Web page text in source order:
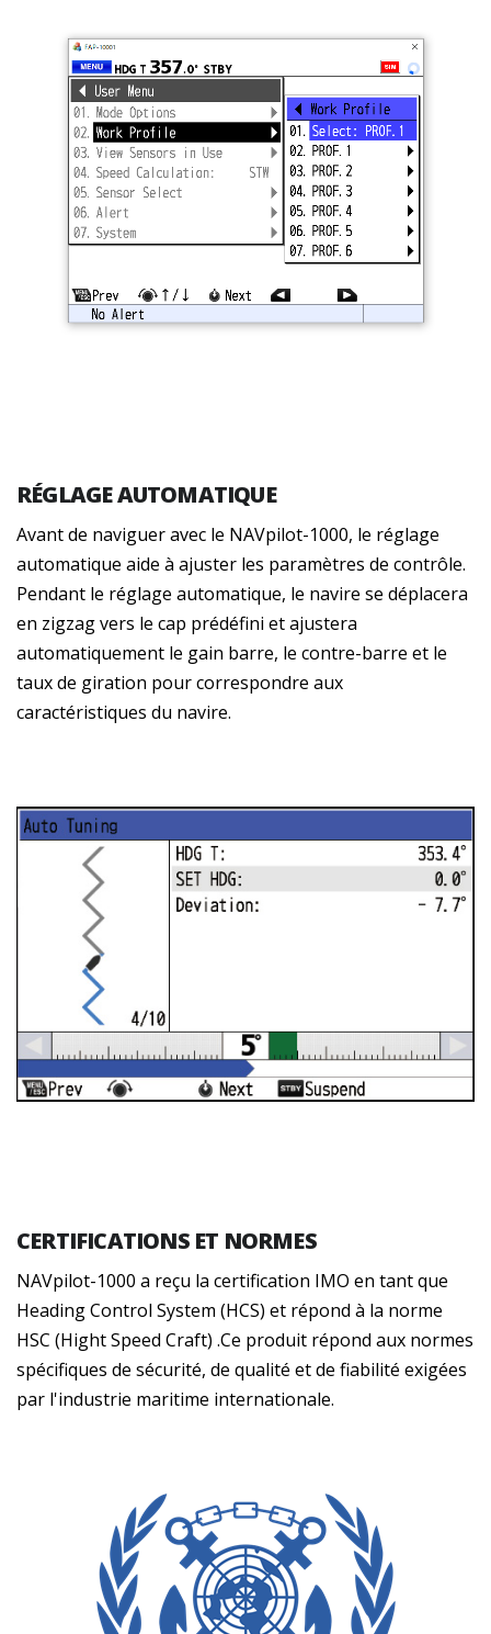
RÉGLAGE AUTOMATIQUE
Avant de naviguer avec le NAVpilot-1000, le réglage
automatique aide à ajuster les paramètres de contrôle.
Pendant le réglage automatique, le navire se déplacera
en zigzag vers le cap prédéfini et ajustera
automatiquement le gain barre, le contre-barre et le
taux de giration pour correspondre aux
caractéristiques du navire.
CERTIFICATIONS ET NORMES
NAVpilot-1000 a reçu la certification IMO en tant que
Heading Control System (HCS) et répond à la norme
HSC (Hight Speed Craft) .Ce produit répond aux normes
spécifiques de sécurité, de qualité et de fiabilité exigées
par l'industrie maritime internationale.